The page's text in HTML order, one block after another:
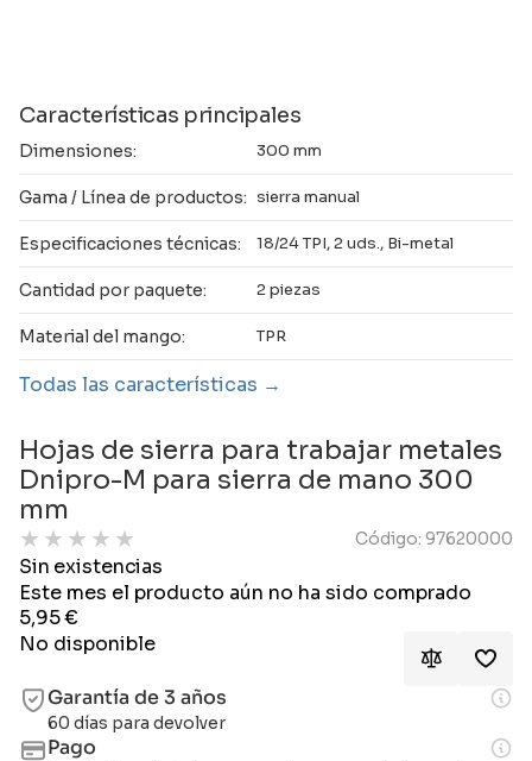
Características principales
Dimensiones: 300 mm
Gama / Línea de productos: sierra manual
Especificaciones técnicas: 18/24 TPI, 2 uds., Bi-metal
Cantidad por paquete: 2 piezas
Material del mango: TPR
Todas las características
Hojas de sierra para trabajar metales
Dnipro-M para sierra de mano 300
mm
★ ★ ★ ★ ★ Código: 97620000
Sin existencias
Este mes el producto aún no ha sido comprado
5,95€
No disponible
Garantía de 3 años
60 días para devolver
Pago